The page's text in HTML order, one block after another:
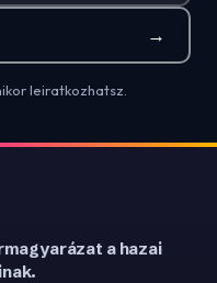
→
leiratkozhatsz.
a hazai